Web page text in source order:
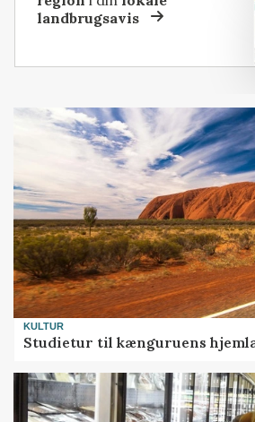
landbrugsavis
KULTUR
Studietur til kænguruens